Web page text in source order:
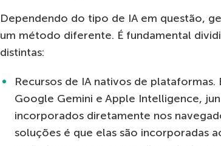
Dependendo do tipo de IA em questão,
um método diferente. É fundamental
distintas:
Recursos de IA nativos de
Google Gemini e Apple Intelligence,
incorporados diretamente nos
soluções é que elas são incorporadas